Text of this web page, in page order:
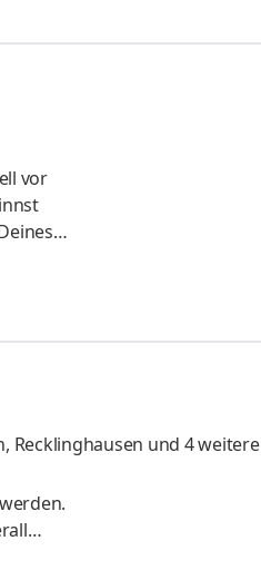
die
vor
Recklinghausen und 4 weitere